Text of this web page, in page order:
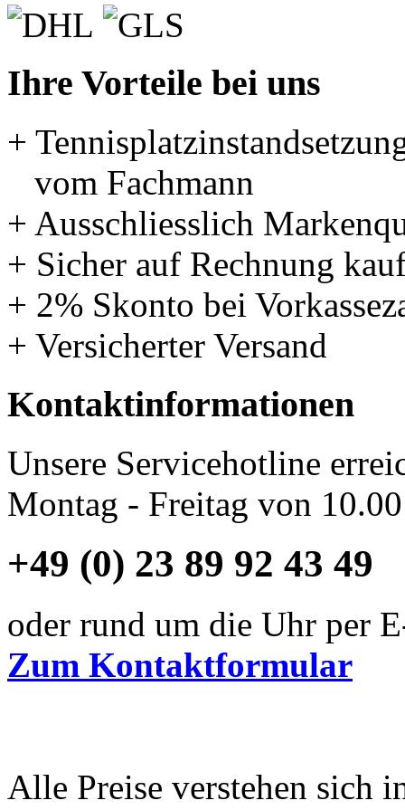
Ihre Vorteile bei uns
+
vom Fachmann
+ Ausschliesslich
+ Sicher auf Rechnung
+ 2% Skonto bei
+ Versicherter Versand
Kontaktinformationen
Unsere Servicehotline
Montag - Freitag von
+49 (0) 23 89 92 43 49
oder rund um die Uhr per
Zum Kontaktformular
Alle Preise verstehen sich